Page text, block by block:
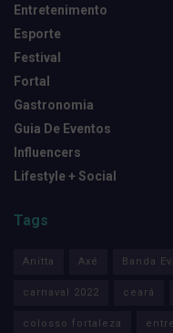
Entretenimento
Esporte
Festival
Fortal
Gastronomia
Guia De Eventos
Influencers
Lifestyle + Social
Tags
Anitta Axé Banda
carnaval 2022 ceará
colosso fortaleza